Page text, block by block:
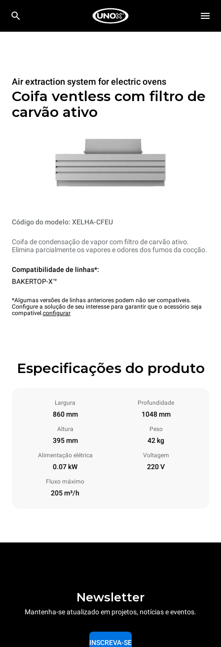
Air extraction system for electric ovens
Coifa ventless com filtro de
carvão ativo
Código do modelo: XELHA-CFEU
Coifa de condensação de vapor com filtro de carvão ativo.
Elimina parcialmente os vapores e odores dos fumos da cocção.
Compatibilidade de linhas*:
BAKERTOP-X™
*Algumas versões de linhas anteriores podem não ser compatíveis.
Configure a solução de seu interesse para garantir que o acessório seja
compatível.configurar
Especificações do produto
Largura
860 mm
Profundidade
1048 mm
Altura
395 mm
Peso
42 kg
Alimentação elétrica
0.07 kW
Voltagem
220 V
Fluxo máximo
205 m³/h
Newsletter
Mantenha-se atualizado em projetos, notícias e eventos.
INSCREVA-SE